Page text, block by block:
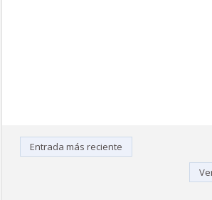
Entrada más reciente